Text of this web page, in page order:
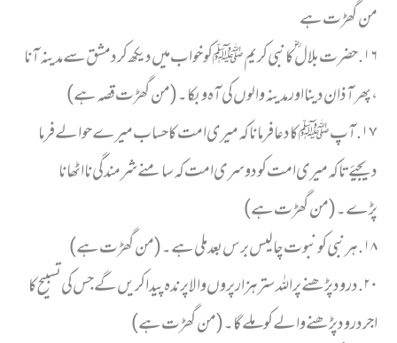
من گھڑت ہے
١٦. حضرت بلال ؓ کا نبی کریم ﷺ کو خواب میں دیکھ کر دمشق سے مدینہ آنا
، پھر آذان دینا اور مدینہ والوں کی آہ و بکا۔ (من گھڑت قصہ ہے)
١٧. آپ ﷺ کا دعا فرمانا کہ میری امت کا حساب میرے حوالے فرما
دیجیۓ تاکہ میری امت کو دوسری امت کہ سامنے شرمندگی نا اٹھانا
پڑے۔ (من گھڑت ہے)
١٨. ہر نبی کو نبوت چالیس برس بعد ملی ہے۔ (من گھڑت ہے)
٢٠. درود پڑھنے پر اللہ ستر ہزار پروں والا پرندہ پیدا کریں گے جس کی تسبیح کا
اجر درود پڑھنے والے کو ملے گا۔ (من گھڑت ہے)